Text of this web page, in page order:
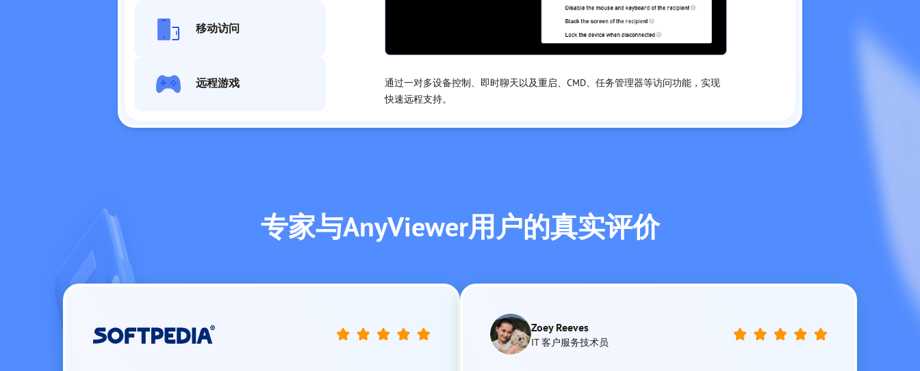
移动访问
远程游戏
通过一对多设备控制、即时聊天以及重启、CMD、任务管理器等访问功能，实现
快速远程支持。
专家与AnyViewer用户的真实评价
Zoey Reeves
IT 客户服务技术员